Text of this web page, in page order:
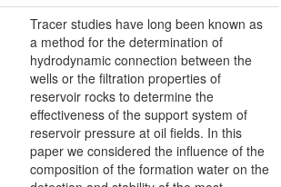
Tracer studies have long been known as
a method for the determination of
hydrodynamic connection between the
wells or the filtration properties of
reservoir rocks to determine the
effectiveness of the support system of
reservoir pressure at oil fields. In this
paper we considered the influence of the
composition of the formation water on the